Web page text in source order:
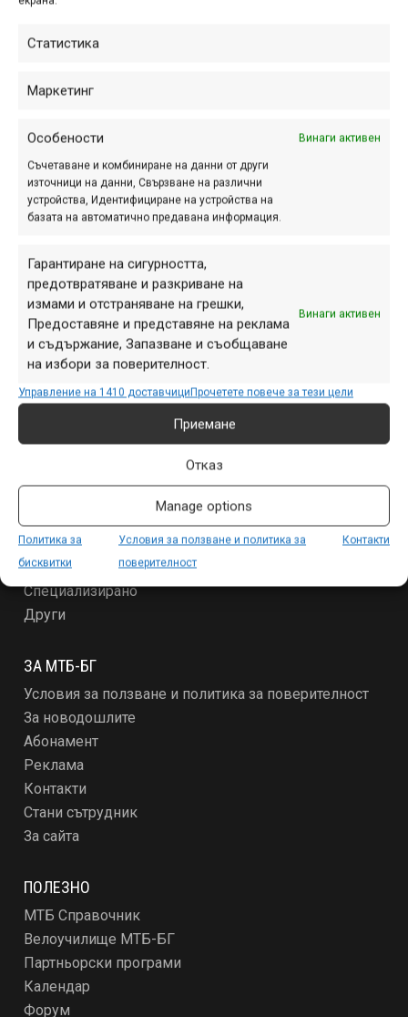
Статистика
Маркетинг
Особености Винаги активен
Съчетаване и комбиниране на данни от други
източници на данни, Свързване на различни
устройства, Идентифициране на устройства на
базата на автоматично предавана информация.
Гарантиране на сигурността,
предотвратяване и разкриване на
измами и отстраняване на грешки,
Предоставяне и представяне на реклама
и съдържание, Запазване и съобщаване
на избори за поверителност.
Винаги активен
Управление на 1410 доставчициПрочетете повече за тези цели
Приемане
Отказ
Manage options
Политика за
бисквитки
Условия за ползване и политика за
поверителност
Контакти
промоция
Навигация
ПАРТНЬОРИ
СЕКЦИИ
Продукти
Събития
Специализирано
Други
ЗА МТБ-БГ
Условия за ползване и политика за поверителност
За новодошлите
Абонамент
Реклама
Контакти
Стани сътрудник
За сайта
ПОЛЕЗНО
МТБ Справочник
Велоучилище МТБ-БГ
Партньорски програми
Календар
Форум